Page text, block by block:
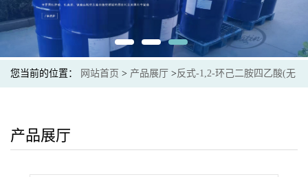
您当前的位置： 网站首页 > 产品展厅 > 反式-1,2-环己二胺四乙酸(无
产品展厅